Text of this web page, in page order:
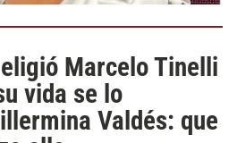
Marcelo Tinelli
vida se lo
Valdés: que